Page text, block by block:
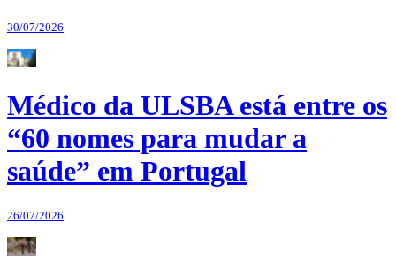
30/07/2026
Médico da ULSBA está entre os
“60 nomes para mudar a
saúde” em Portugal
26/07/2026